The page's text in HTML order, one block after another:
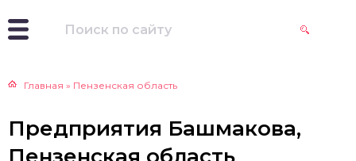
Главная » Пензенская область
Предприятия Башмакова,